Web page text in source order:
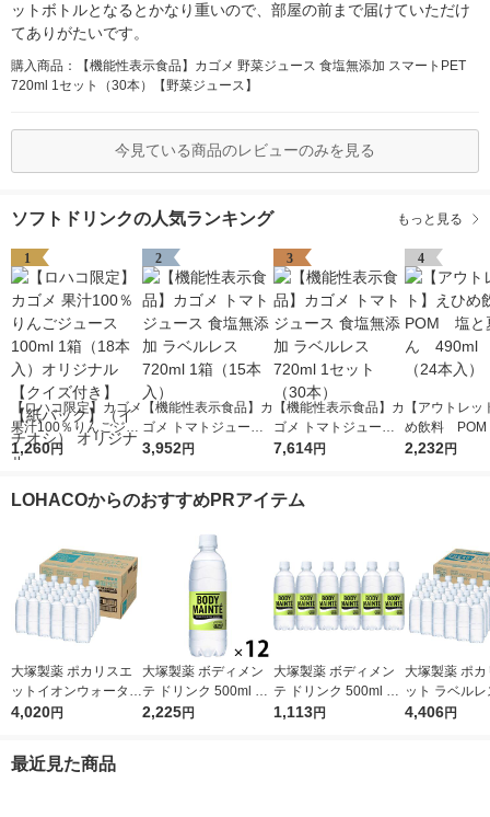
ットボトルとなるとかなり重いので、部屋の前まで届けていただけ
てありがたいです。
購入商品：【機能性表示食品】カゴメ 野菜ジュース 食塩無添加 スマートPET
720ml 1セット（30本）【野菜ジュース】
今見ている商品のレビューのみを見る
ソフトドリンクの人気ランキング もっと見る
1
【ロハコ限定】カゴメ
果汁100％りんごジュ
ース100ml 1箱（18本
（イチオシ） オリジ
1,260円
2
【機能性表示食品】カ
ゴメ トマトジュース
食塩無添加 ラベルレ
3,952円
3
【機能性表示食品】カ
ゴメ トマトジュース
食塩無添加 ラベルレ
7,614円
4
【アウトレッ
め飲料
夏みかん
2,232円
LOHACOからのおすすめPRアイテム
大塚製薬 ポカリスエ
ットイオンウォーター
ラベルレスボトル 500
4,020円
大塚製薬 ボディメン
テ ドリンク 500ml 1
セット（12本）
2,225円
大塚製薬 ボディメン
テ ドリンク 500ml 1
セット（6本）
1,113円
大塚製薬 ポ
ット ラベル
ル 500ml 1箱
4,406円
最近見た商品